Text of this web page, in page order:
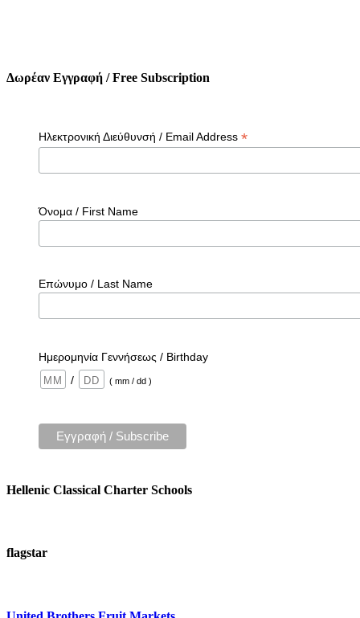
Δωρέαν Εγγραφή / Free Subscription
Ηλεκτρονική Διεύθυνσή / Email Address *
Όνομα / First Name
Επώνυμο / Last Name
Ημερομηνία Γεννήσεως / Birthday
/
( mm / dd )
Hellenic Classical Charter Schools
flagstar